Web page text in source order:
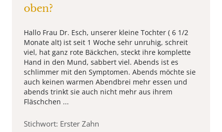
oben?
Hallo Frau Dr. Esch, unserer kleine Tochter ( 6 1/2
Monate alt) ist seit 1 Woche sehr unruhig, schreit
viel, hat ganz rote Bäckchen, steckt ihre komplette
Hand in den Mund, sabbert viel. Abends ist es
schlimmer mit den Symptomen. Abends möchte sie
auch keinen warmen Abendbrei mehr essen und
abends trinkt sie auch nicht mehr aus ihrem
Fläschchen ...
Stichwort: Erster Zahn